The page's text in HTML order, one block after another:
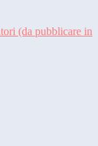
(da pubblicare in